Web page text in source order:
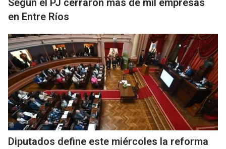
Según el PJ cerraron más de mil empresas
en Entre Ríos
Diputados define este miércoles la reforma